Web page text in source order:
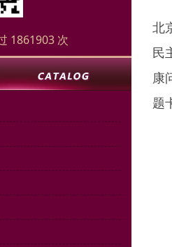
1861903 次
北
民
康
题